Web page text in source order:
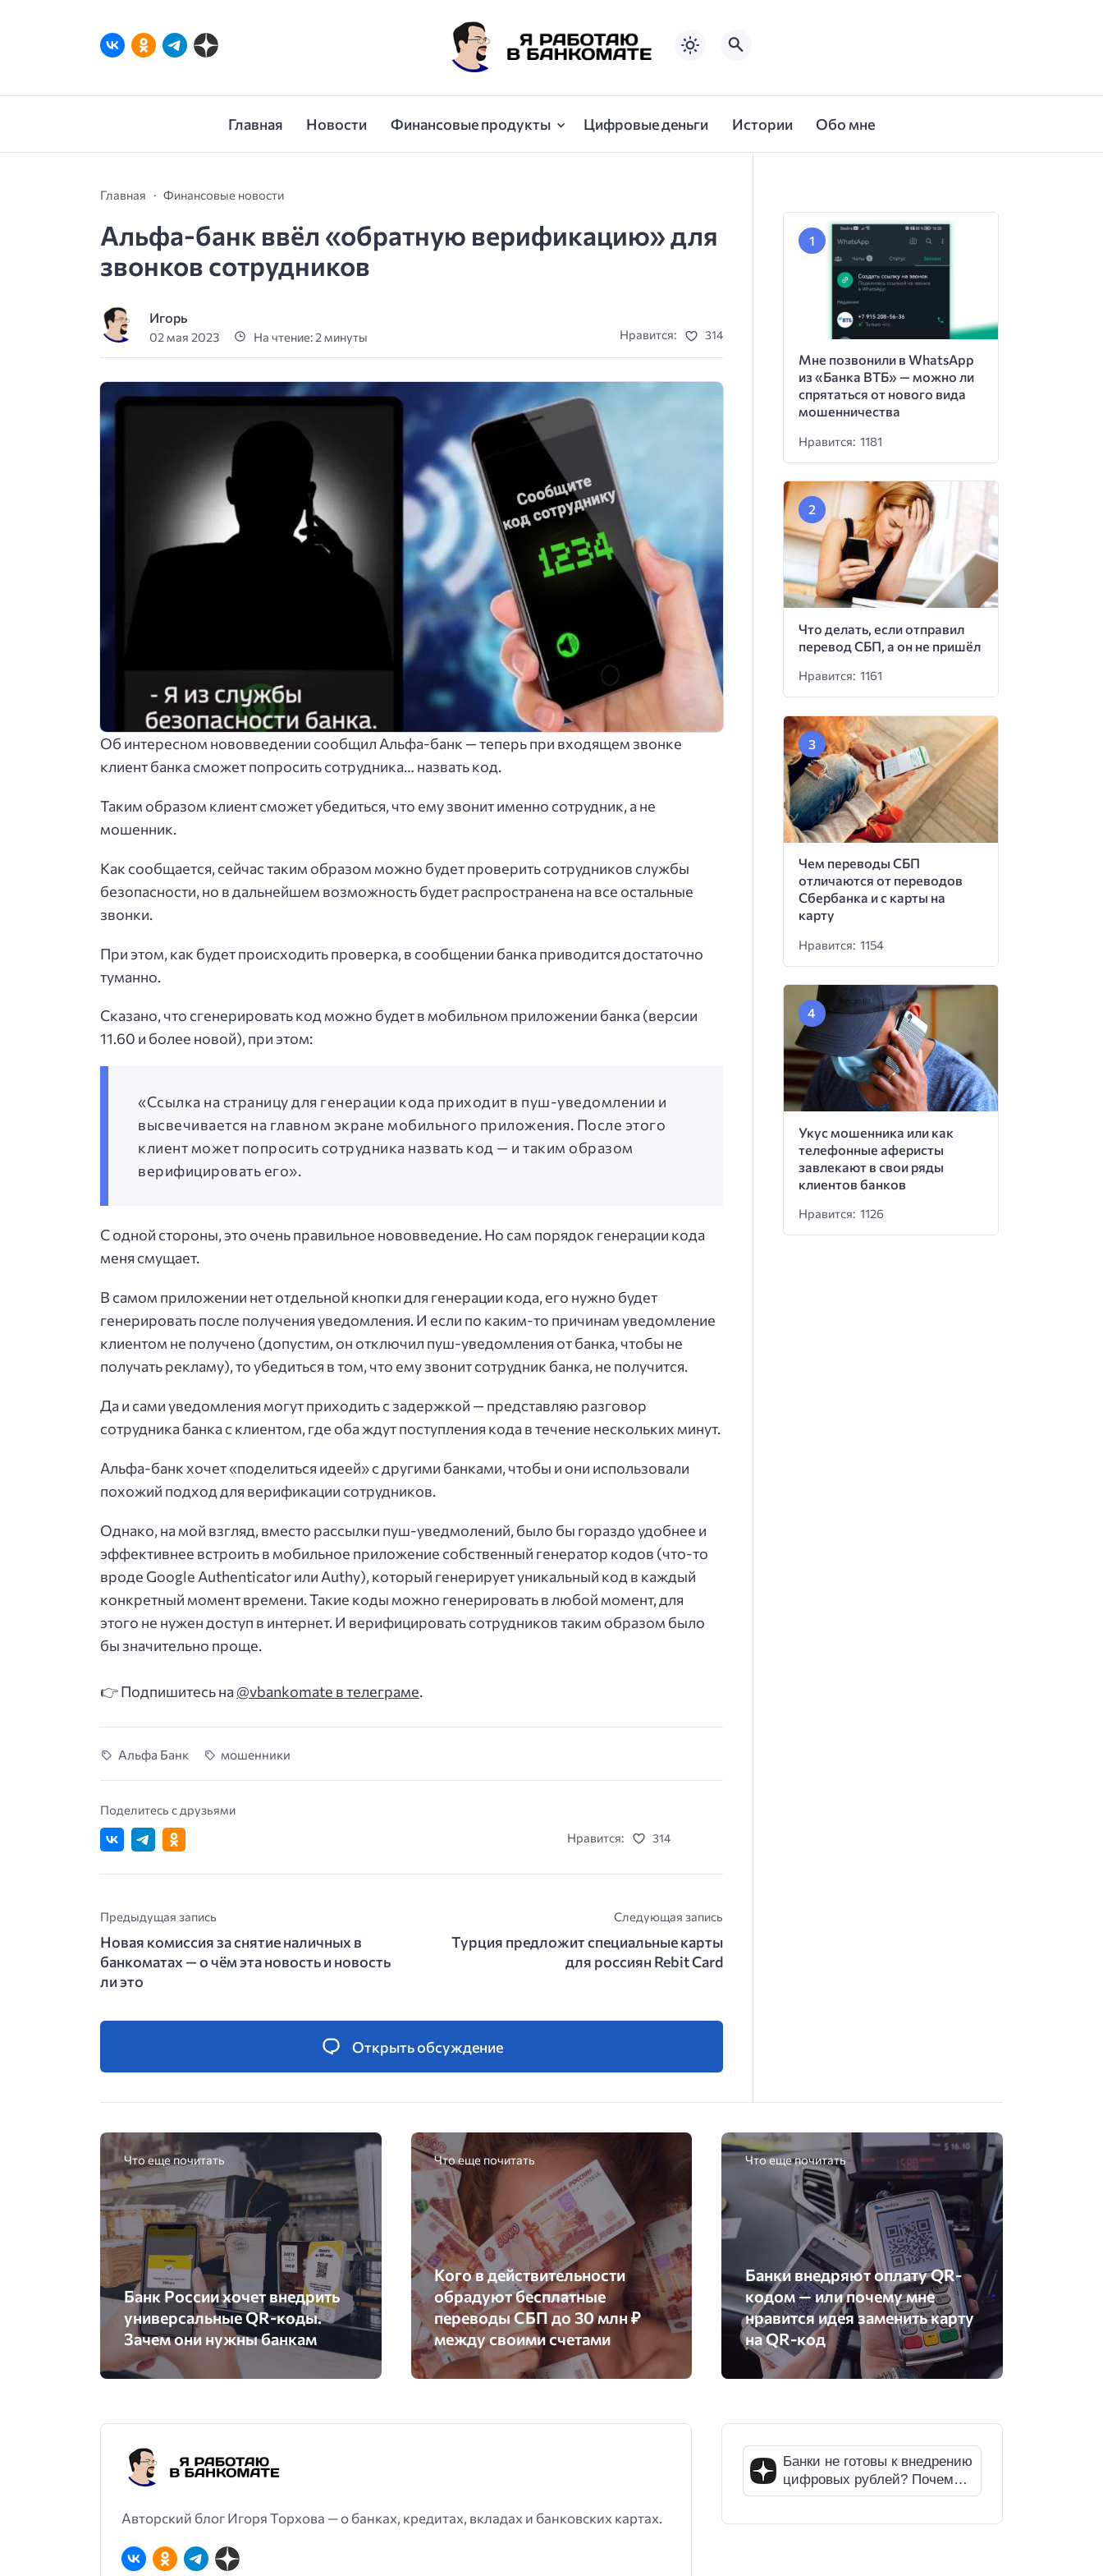
Главная Новости Финансовые продукты Цифровые деньги Истории Обо мне
Главная Финансовые новости
Альфа-банк ввёл «обратную верификацию» для
звонков сотрудников
Игорь
02 мая 2023 На чтение: 2 минуты Нравится: 314
Об интересном нововведении сообщил Альфа-банк — теперь при входящем звонке
клиент банка сможет попросить сотрудника… назвать код.
Таким образом клиент сможет убедиться, что ему звонит именно сотрудник, а не
мошенник.
Как сообщается, сейчас таким образом можно будет проверить сотрудников службы
безопасности, но в дальнейшем возможность будет распространена на все остальные
звонки.
При этом, как будет происходить проверка, в сообщении банка приводится достаточно
туманно.
Сказано, что сгенерировать код можно будет в мобильном приложении банка (версии
11.60 и более новой), при этом:
«Ссылка на страницу для генерации кода приходит в пуш-уведомлении и
высвечивается на главном экране мобильного приложения. После этого
клиент может попросить сотрудника назвать код — и таким образом
верифицировать его».
С одной стороны, это очень правильное нововведение. Но сам порядок генерации кода
меня смущает.
В самом приложении нет отдельной кнопки для генерации кода, его нужно будет
генерировать после получения уведомления. И если по каким-то причинам уведомление
клиентом не получено (допустим, он отключил пуш-уведомления от банка, чтобы не
получать рекламу), то убедиться в том, что ему звонит сотрудник банка, не получится.
Да и сами уведомления могут приходить с задержкой — представляю разговор
сотрудника банка с клиентом, где оба ждут поступления кода в течение нескольких минут.
Альфа-банк хочет «поделиться идеей» с другими банками, чтобы и они использовали
похожий подход для верификации сотрудников.
Однако, на мой взгляд, вместо рассылки пуш-уведмолений, было бы гораздо удобнее и
эффективнее встроить в мобильное приложение собственный генератор кодов (что-то
вроде Google Authenticator или Authy), который генерирует уникальный код в каждый
конкретный момент времени. Такие коды можно генерировать в любой момент, для
этого не нужен доступ в интернет. И верифицировать сотрудников таким образом было
бы значительно проще.
👉 Подпишитесь на @vbankomate в телеграме.
Альфа Банк мошенники
Поделитесь с друзьями
Нравится:
314
Предыдущая запись
Новая комиссия за снятие наличных в
банкоматах — о чём эта новость и новость
ли это
Следующая запись
Турция предложит специальные карты
для россиян Rebit Card
Открыть обсуждение
Мне позвонили в WhatsApp
из «Банка ВТБ» — можно ли
спрятаться от нового вида
мошенничества
Нравится: 1181
Что делать, если отправил
перевод СБП, а он не пришёл
Нравится: 1161
Чем переводы СБП
отличаются от переводов
Сбербанка и с карты на
карту
Нравится: 1154
Укус мошенника или как
телефонные аферисты
завлекают в свои ряды
клиентов банков
Нравится: 1126
Что еще почитать
Банк России хочет внедрить
универсальные QR-коды.
Зачем они нужны банкам
Что еще почитать
Кого в действительности
обрадуют бесплатные
переводы СБП до 30 млн ₽
между своими счетами
Что еще почитать
Банки внедряют оплату QR-
кодом — или почему мне
нравится идея заменить карту
на QR-код
Авторский блог Игоря Торхова — о банках, кредитах, вкладах и банковских картах.
Банки не готовы к внедрению
цифровых рублей? Почему
СМИ ошибаются